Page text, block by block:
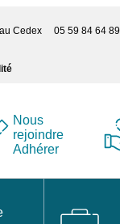
Cedex 05 59 84 64 89
Nous
rejoindre
Adhérer